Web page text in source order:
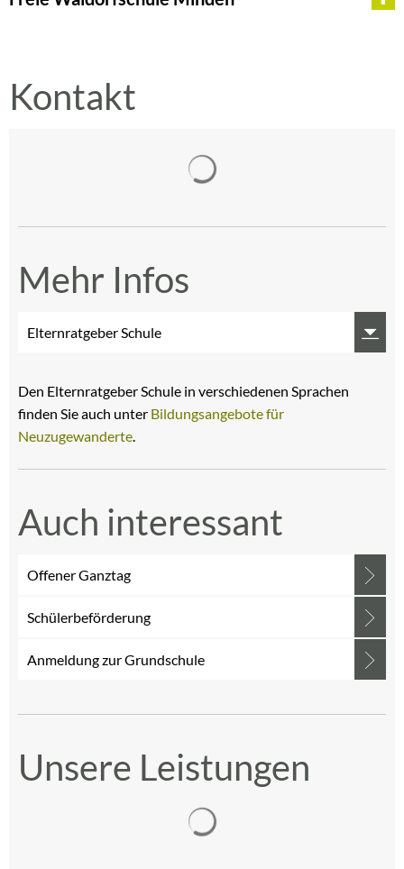
Kontakt
Mehr Infos
Elternratgeber Schule
Den Elternratgeber Schule in verschiedenen Sprachen
finden Sie auch unter Bildungsangebote für
Neuzugewanderte.
Auch interessant
Offener Ganztag
Schülerbeförderung
Anmeldung zur Grundschule
Unsere Leistungen